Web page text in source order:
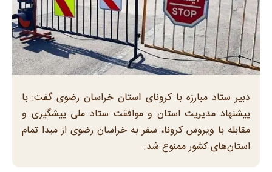
دبیر ستاد مبارزه با کرونای استان خراسان رضوی گفت: با
پیشنهاد مدیریت استان و موافقت ستاد ملی پیشگیری و
مقابله با ویروس کرونا، سفر به خراسان رضوی از مبدا تمام
استان‌های کشور ممنوع شد.